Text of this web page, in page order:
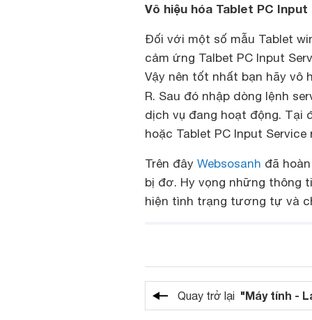
Vô hiệu hóa Tablet PC
Đối với một số mẫu Tablet
cảm ứng Talbet PC Input
Vậy nên tốt nhất bạn hãy vô
R. Sau đó nhập dòng lệnh
dịch vụ đang hoạt động. Tại
hoặc Tablet PC Input
Trên đây Websosanh đã
bị đơ. Hy vọng những thông
hiện tình trạng tương tự và
Quay trở lại "Máy tính -